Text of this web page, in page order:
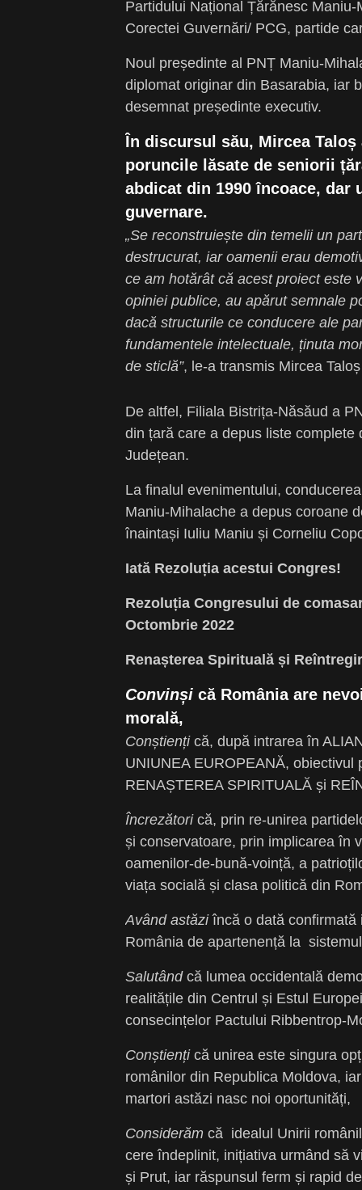
Partidului Național Țărănesc
Corectei Guvernări/ PCG, partide
Noul președinte al PNȚ Maniu-
diplomat originar din Basarabia, iar
desemnat președinte executiv.
În discursul său, Mircea
poruncile lăsate de seniorii
abdicat din 1990 încoace, dar
guvernare.
„Se reconstruiește din temelii un
destrucurat, iar oamenii erau
ce am hotărât că acest proiect este
opiniei publice, au apărut semnale
dacă structurile ce conducere ale
fundamentele intelectuale, ținuta
de sticlă”, le-a transmis Mircea
De altfel, Filiala Bistrița-Năsăud a
din țară care a depus liste
Județean.
La finalul evenimentului,
Maniu-Mihalache a depus coroane
înaintași Iuliu Maniu și Corneliu
Iată Rezoluția acestui Congres!
Rezoluția Congresului de
Octombrie 2022
Renașterea Spirituală și
Convinși că România are
morală,
Conștiențică, după intrarea în
UNIUNEA EUROPEANĂ,
RENAȘTEREA SPIRITUALĂ și
Încrezătorică, prin re-unirea
și conservatoare, prin implicarea în
oamenilor-de-bună-voință, a
viața socială și clasa politică din
Având astăziîncă o dată
România de apartenență la
Salutândcă lumea occidentală
realitățile din Centrul și Estul
consecințelor Pactului Ribbentrop-
Conștiențică unirea este singura
românilor din Republica Moldova,
martori astăzi nasc noi oportunități,
Considerăm că idealul Unirii
cere îndeplinit, inițiativa urmând să
și Prut, iar răspunsul ferm și rapid